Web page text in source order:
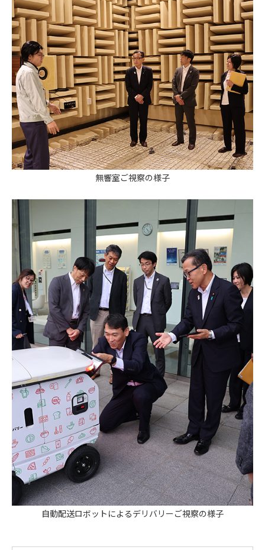
無響室ご視察の様子
自動配送ロボットによるデリバリーご視察の様子